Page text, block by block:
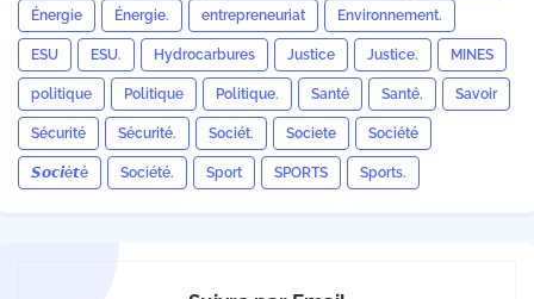
Énergie Énergie. entrepreneuriat Environnement.
ESU ESU. Hydrocarbures Justice Justice. MINES
politique Politique Politique. Santé Santé. Savoir
Sécurité Sécurité. Sociét. Societe Société
𝙎𝙤𝙘𝙞é𝙩é Société. Sport SPORTS Sports.